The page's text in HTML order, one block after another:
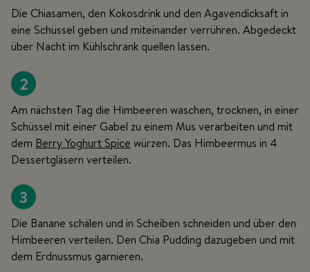
Die Chiasamen, den Kokosdrink und den Agavendicksaft in
eine Schüssel geben und miteinander verrühren. Abgedeckt
über Nacht im Kühlschrank quellen lassen.
2
Am nächsten Tag die Himbeeren waschen, trocknen, in einer
Schüssel mit einer Gabel zu einem Mus verarbeiten und mit
dem Berry Yoghurt Spice würzen. Das Himbeermus in 4
Dessertgläsern verteilen.
3
Die Banane schälen und in Scheiben schneiden und über den
Himbeeren verteilen. Den Chia Pudding dazugeben und mit
dem Erdnussmus garnieren.